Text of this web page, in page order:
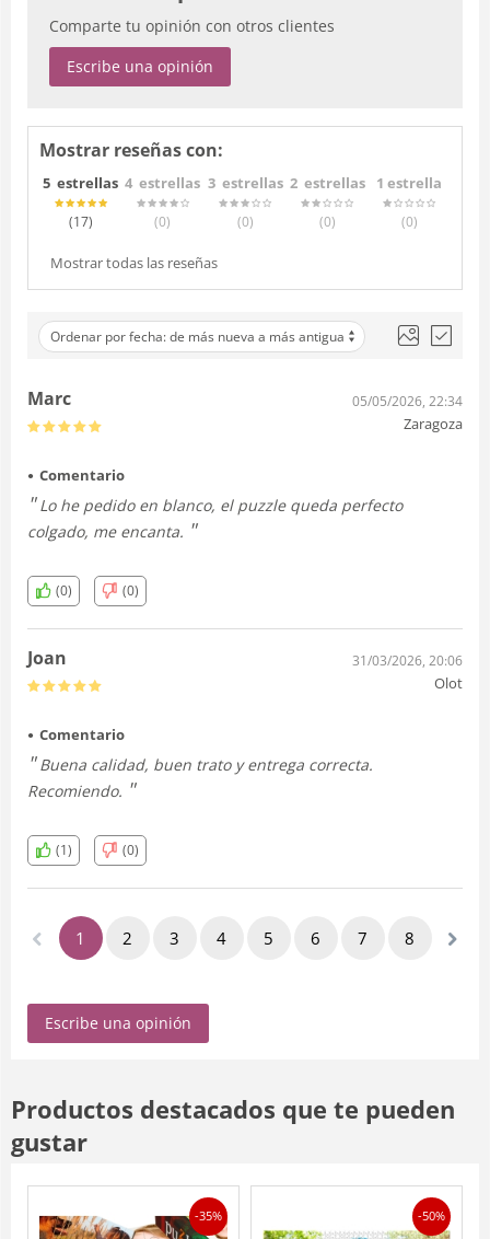
Comparte tu opinión con otros clientes
Escribe una opinión
Mostrar reseñas con:
5 estrellas
(17)
4 estrellas
(0)
3 estrellas
(0)
2 estrellas
(0)
1 estrella
(0)
Mostrar todas las reseñas
Ordenar por fecha: de más nueva a más antigua
Marc 05/05/2026, 22:34
Zaragoza
Comentario
Lo he pedido en blanco, el puzzle queda perfecto
colgado, me encanta.
(0) (0)
Joan 31/03/2026, 20:06
Olot
Comentario
Buena calidad, buen trato y entrega correcta.
Recomiendo.
(1) (0)
1 2 3 4 5 6 7 8
Escribe una opinión
Productos destacados que te pueden
gustar
-35% -50%